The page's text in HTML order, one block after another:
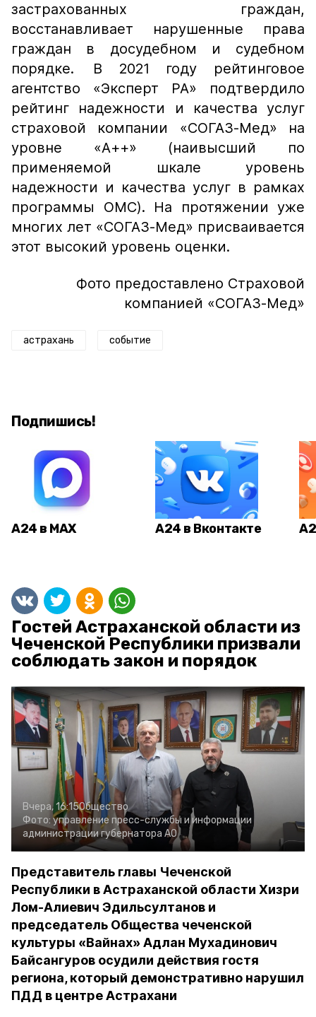
застрахованных граждан,
восстанавливает нарушенные права
граждан в досудебном и судебном
порядке. В 2021 году рейтинговое
агентство «Эксперт РА» подтвердило
рейтинг надежности и качества услуг
страховой компании «СОГАЗ-Мед» на
уровне «А++» (наивысший по
применяемой шкале уровень
надежности и качества услуг в рамках
программы ОМС). На протяжении уже
многих лет «СОГАЗ-Мед» присваивается
этот высокий уровень оценки.
Фото предоставлено Страховой
компанией «СОГАЗ-Мед»
астрахань событие
Подпишись!
А24 в MAX А24 в Вконтакте
Гостей Астраханской области из
Чеченской Республики призвали
соблюдать закон и порядок
Вчера, 16:15Общество
Фото: управление пресс-службы и информации
администрации губернатора АО
Представитель главы Чеченской
Республики в Астраханской области Хизри
Лом-Алиевич Эдильсултанов и
председатель Общества чеченской
культуры «Вайнах» Адлан Мухадинович
Байсангуров осудили действия гостя
региона, который демонстративно нарушил
ПДД в центре Астрахани